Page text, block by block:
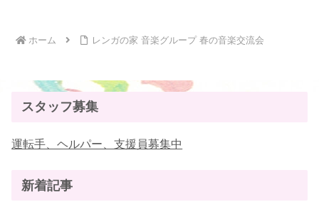
ホーム レンガの家 音楽グループ 春の音楽交流会
スタッフ募集
運転手、ヘルパー、支援員募集中
新着記事